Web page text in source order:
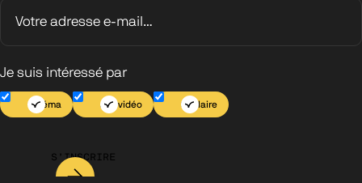
Je suis intéressé par
Cinéma Jeu vidéo Scolaire
S’INSCRIRE